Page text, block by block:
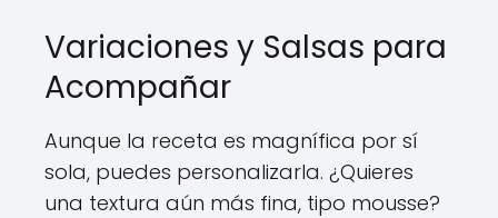
Variaciones y Salsas para
Acompañar
Aunque la receta es magnífica por sí
sola, puedes personalizarla. ¿Quieres
una textura aún más fina, tipo mousse?